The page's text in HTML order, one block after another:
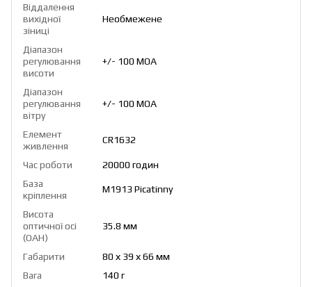
Віддалення
вихідної
зіниці
Необмежене
Діапазон
регулювання
висоти
+/- 100 МОА
Діапазон
регулювання
вітру
+/- 100 МОА
Елемент
живлення
CR1632
Час роботи
20000 годин
База
кріплення
M1913 Picatinny
Висота
оптичної осі
(OAH)
35.8 мм
Габарити
80 х 39 х 66 мм
Вага
140 г